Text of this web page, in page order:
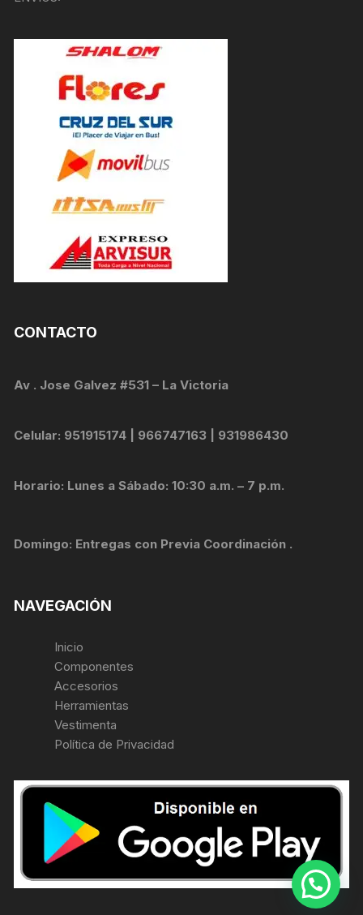
CONTACTO
Av . Jose Galvez #531 – La Victoria
Celular: 951915174 | 966747163 | 931986430
Horario: Lunes a Sábado: 10:30 a.m. – 7 p.m.
Domingo: Entregas con Previa Coordinación .
NAVEGACIÓN
Inicio
Componentes
Accesorios
Herramientas
Vestimenta
Política de Privacidad